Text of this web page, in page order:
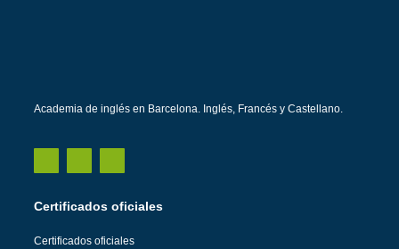
Academia de inglés en Barcelona. Inglés, Francés y Castellano.
Certificados oficiales
Certificados oficiales